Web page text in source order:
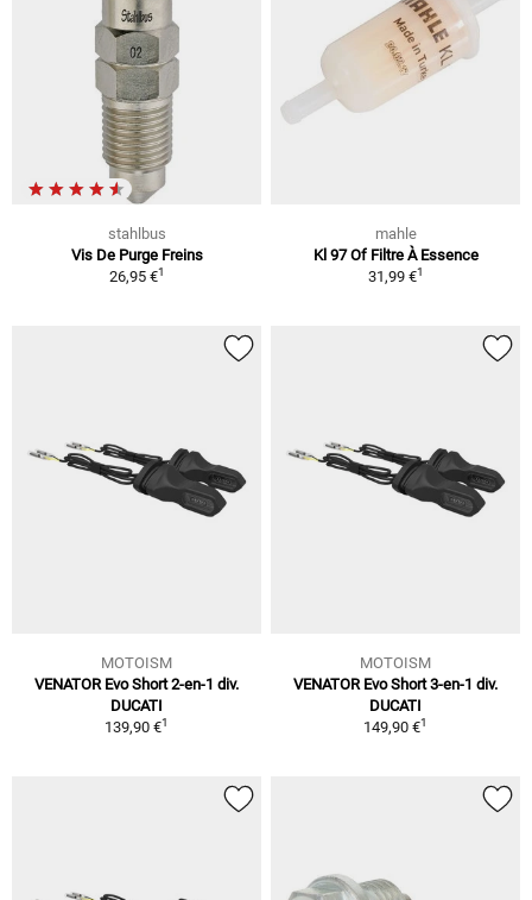
stahlbus
Vis De Purge Freins
26,95 €1
mahle
Kl 97 Of Filtre À Essence
31,99 €1
MOTOISM
VENATOR Evo Short 2-en-1 div.
DUCATI
139,90 €1
MOTOISM
VENATOR Evo Short 3-en-1 div.
DUCATI
149,90 €1